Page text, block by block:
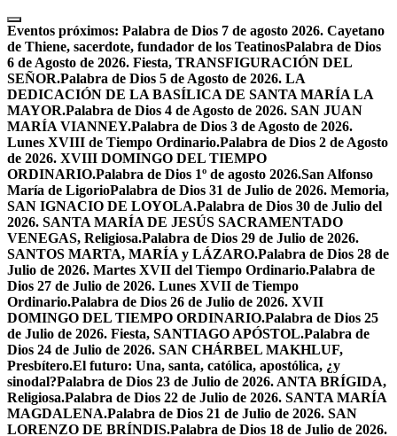
Skip
to
content
Eventos próximos: Palabra de Dios 7 de agosto 2026. Cayetano
de Thiene, sacerdote, fundador de los TeatinosPalabra de Dios
6 de Agosto de 2026. Fiesta, TRANSFIGURACIÓN DEL
SEÑOR.Palabra de Dios 5 de Agosto de 2026. LA
DEDICACIÓN DE LA BASÍLICA DE SANTA MARÍA LA
MAYOR.Palabra de Dios 4 de Agosto de 2026. SAN JUAN
MARÍA VIANNEY.Palabra de Dios 3 de Agosto de 2026.
Lunes XVIII de Tiempo Ordinario.Palabra de Dios 2 de Agosto
de 2026. XVIII DOMINGO DEL TIEMPO
ORDINARIO.Palabra de Dios 1º de agosto 2026.San Alfonso
María de LigorioPalabra de Dios 31 de Julio de 2026. Memoria,
SAN IGNACIO DE LOYOLA.Palabra de Dios 30 de Julio del
2026. SANTA MARÍA DE JESÚS SACRAMENTADO
VENEGAS, Religiosa.Palabra de Dios 29 de Julio de 2026.
SANTOS MARTA, MARÍA y LÁZARO.Palabra de Dios 28 de
Julio de 2026. Martes XVII del Tiempo Ordinario.Palabra de
Dios 27 de Julio de 2026. Lunes XVII de Tiempo
Ordinario.Palabra de Dios 26 de Julio de 2026. XVII
DOMINGO DEL TIEMPO ORDINARIO.Palabra de Dios 25
de Julio de 2026. Fiesta, SANTIAGO APÓSTOL.Palabra de
Dios 24 de Julio de 2026. SAN CHÁRBEL MAKHLUF,
Presbítero.El futuro: Una, santa, católica, apostólica, ¿y
sinodal?Palabra de Dios 23 de Julio de 2026. ANTA BRÍGIDA,
Religiosa.Palabra de Dios 22 de Julio de 2026. SANTA MARÍA
MAGDALENA.Palabra de Dios 21 de Julio de 2026. SAN
LORENZO DE BRÍNDIS.Palabra de Dios 18 de Julio de 2026.